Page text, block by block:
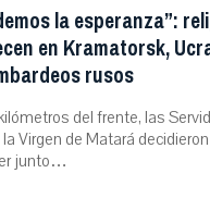
la esperanza”:
en Kramatorsk,
rusos
del frente, las
Virgen de Matará decidieron
junto…